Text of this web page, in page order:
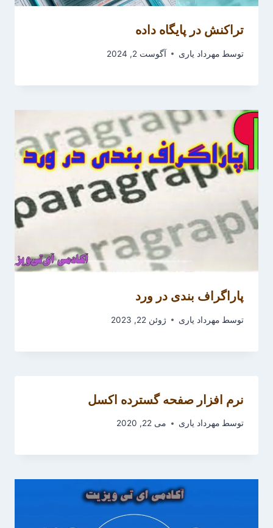
تراکنش در پایگاه داده
توسط مهرداد یاری آگوست 2, 2024
پاراگراف بندی در ورد
توسط مهرداد یاری ژوئن 22, 2023
نرم افزار صفحه گسترده اکسل
توسط مهرداد یاری می 22, 2020